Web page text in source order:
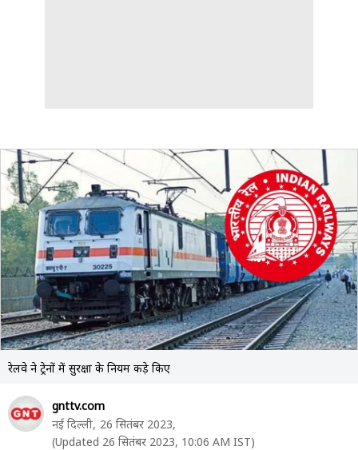
रेलवे ने ट्रेनों में सुरक्षा के नियम कड़े किए
gnttv.com
नई दिल्ली, 26 सितंबर 2023,
(Updated 26 सितंबर 2023, 10:06 AM IST)